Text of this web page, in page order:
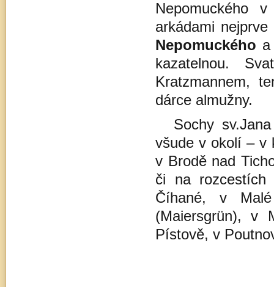
Nepomuckého
arkádami
Nepomuckého
kazatelnou.
Kratzmannem,
dárce almužny.
Sochy
všude v okolí – v
v Brodě nad
či na
Číhané, v
(Maiersgrün), v
Pístově, v